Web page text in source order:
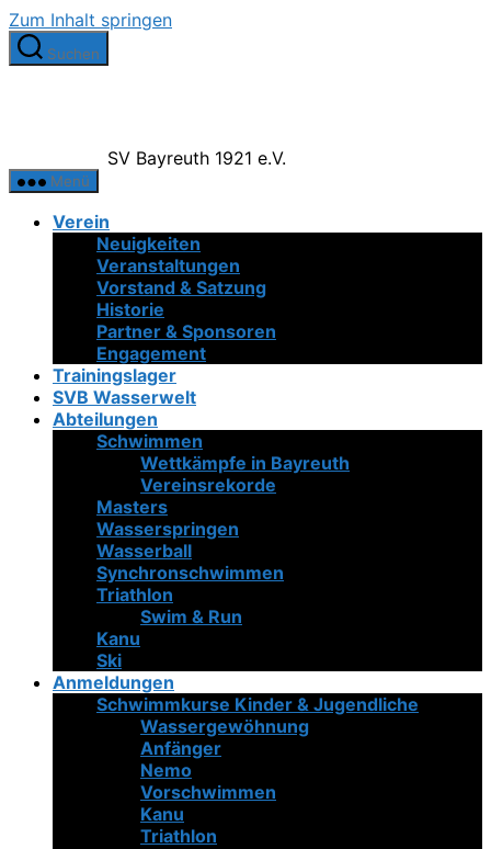
Zum Inhalt springen
Suchen
SV Bayreuth 1921 e.V.
Menü
Verein
Neuigkeiten
Veranstaltungen
Vorstand & Satzung
Historie
Partner & Sponsoren
Engagement
Trainingslager
SVB Wasserwelt
Abteilungen
Schwimmen
Wettkämpfe in Bayreuth
Vereinsrekorde
Masters
Wasserspringen
Wasserball
Synchronschwimmen
Triathlon
Swim & Run
Kanu
Ski
Anmeldungen
Schwimmkurse Kinder & Jugendliche
Wassergewöhnung
Anfänger
Nemo
Vorschwimmen
Kanu
Triathlon